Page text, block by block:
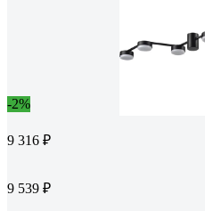
-2%
9 316 ₽
9 539 ₽